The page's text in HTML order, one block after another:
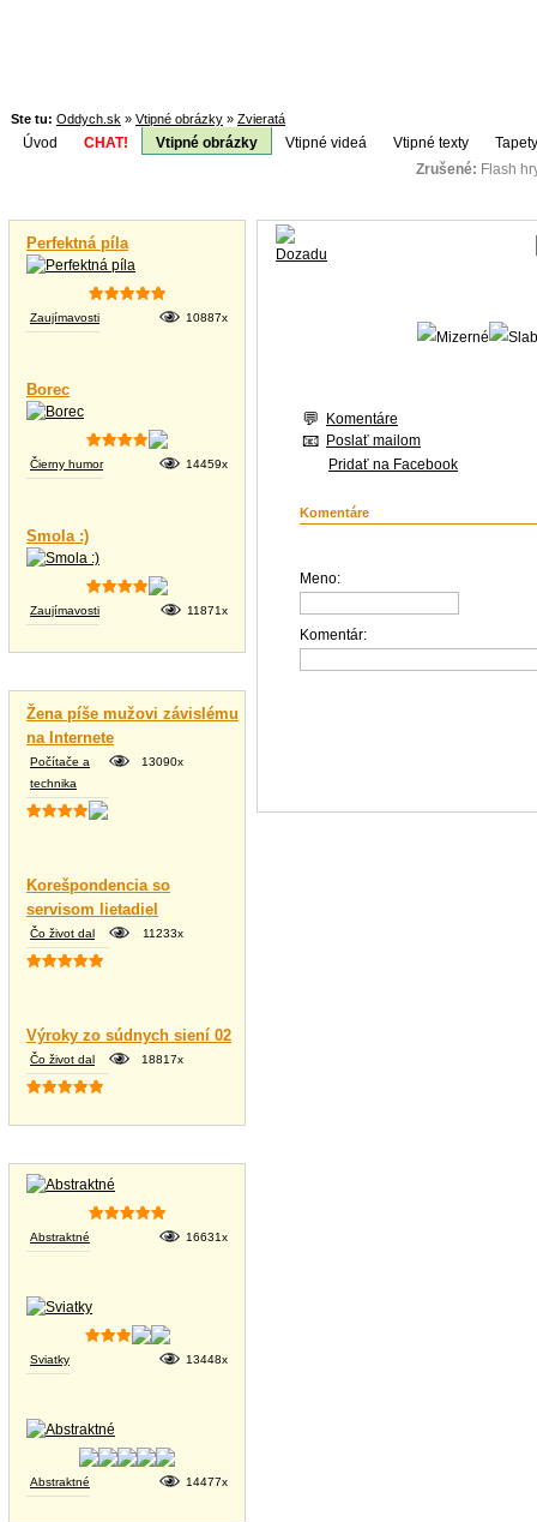
Ste tu: Oddych.sk » Vtipné obrázky » Zvieratá
Úvod CHAT! Vtipné obrázky Vtipné videá Vtipné texty
Zrušené: Flash
Perfektná píla
Zaujímavosti 10887x
Borec
Čierny humor 14459x
Smola :)
Zaujímavosti 11871x
Žena píše mužovi závislému
na Internete
Počítače a
technika
13090x
Korešpondencia so
servisom lietadiel
Čo život dal 11233x
Výroky zo súdnych siení 02
Čo život dal 18817x
Abstraktné 16631x
Sviatky 13448x
Abstraktné 14477x
Komentáre
Poslať mailom
Pridať na Facebook
Komentáre
Meno:
Komentár: